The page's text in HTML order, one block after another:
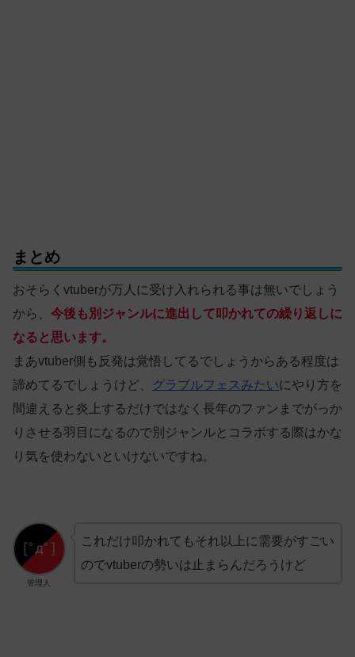
まとめ
おそらくvtuberが万人に受け入れられる事は無いでしょう
から、 今後も別ジャンルに進出して叩かれての繰り返しに
なると思います。
まあvtuber側も反発は覚悟してるでしょうからある程度は
諦めてるでしょうけど、
グラブルフェスみたいにやり方を
間違えると炎上するだけではなく長年のファンまでがっか
りさせる羽目になるので別ジャンルとコラボする際はかな
り気を使わないといけないですね。
管理人
これだけ叩かれてもそれ以上に需要がすごい
のでvtuberの勢いは止まらんだろうけど